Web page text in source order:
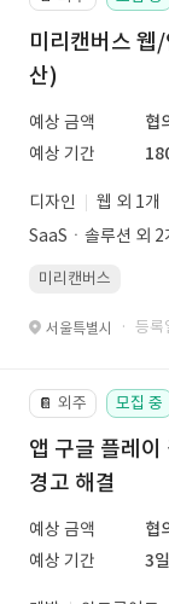
미리캔버스 웹
산)
예상 금액
협
예상 기간
디자인
웹 외 1개
SaaSㆍ솔루션 외 2
미리캔버스
서울특별시 · 등록
📔 외주 모집 중
앱 구글 플레
경고 해결
예상 금액
협
예상 기간
3일